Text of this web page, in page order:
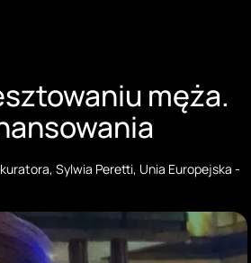
męża.
, Sylwia Peretti, Unia Europejska -